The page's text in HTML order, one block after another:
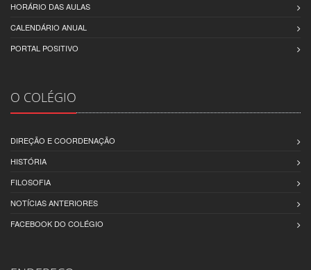
HORÁRIO DAS AULAS
CALENDÁRIO ANUAL
PORTAL POSITIVO
O COLÉGIO
DIREÇÃO E COORDENAÇÃO
HISTÓRIA
FILOSOFIA
NOTÍCIAS ANTERIORES
FACEBOOK DO COLÉGIO